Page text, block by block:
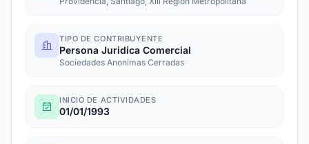
TIPO DE CONTRIBUYENTE
Persona Juridica Comercial
Sociedades Anonimas Cerradas
INICIO DE ACTIVIDADES
01/01/1993